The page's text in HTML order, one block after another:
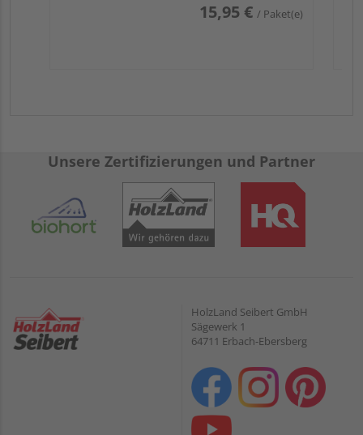
15,95 € / Paket(e)
Unsere Zertifizierungen und Partner
HolzLand Seibert GmbH
Sägewerk 1
64711 Erbach-Ebersberg